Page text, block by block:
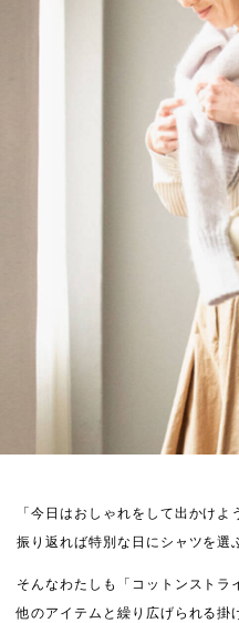
「今日はおしゃれをして出かけよ
振り返れば特別な日にシャツを選
そんなわたしも「コットンストラ
他のアイテムと繰り広げられる掛